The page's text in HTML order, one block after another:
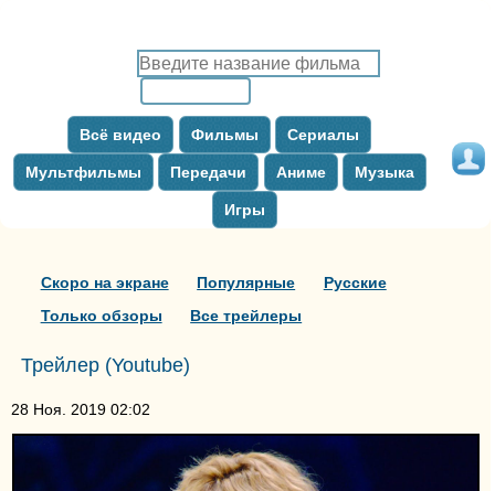
Всё видео Фильмы Сериалы
Мультфильмы Передачи Аниме Музыка
Игры
Скоро на экране Популярные
Русские
Только обзоры
Все трейлеры
Трейлер (Youtube)
28 Ноя. 2019 02:02